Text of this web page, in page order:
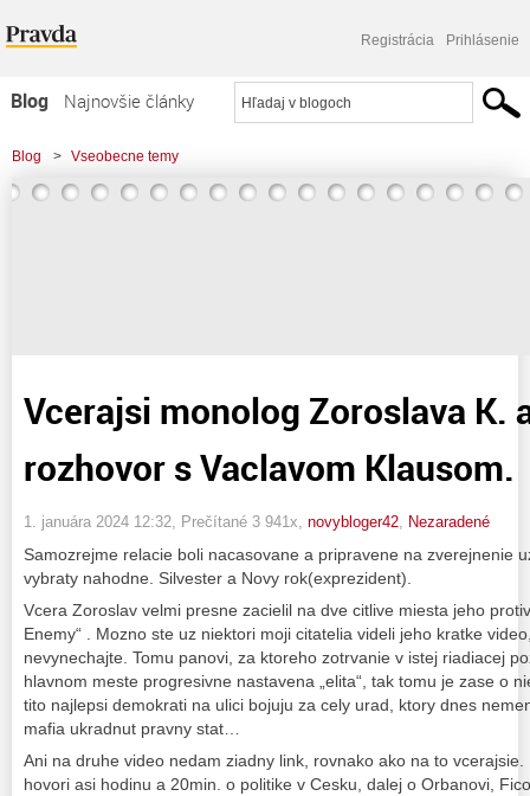
Registrácia Prihlásenie
Blog
Najnovšie články
Najčítanejšie články
Najkomentovanejšie články
Blog > Vseobecne temy
> Vcerajsi monolog Zoroslava K. a dnesny rozhovor s Vaclavom Klausom.
Vcerajsi monolog Zoroslava K.
rozhovor s Vaclavom Klausom.
1. januára 2024 12:32 , Prečítané 3 941x, novybloger42 Nezaradené
Samozrejme relacie boli nacasovane a pripravene na zverejnenie
vybraty nahodne. Silvester a Novy rok(exprezident).
Vcera Zoroslav velmi presne zacielil na dve citlive miesta jeho
Enemy“ . Mozno ste uz niektori moji citatelia videli jeho kratke
nevynechajte. Tomu panovi, za ktoreho zotrvanie v istej riadiacej
hlavnom meste progresivne nastavena „elita“, tak tomu je zase o
tito najlepsi demokrati na ulici bojuju za cely urad, ktory dnes
mafia ukradnut pravny stat…
Ani na druhe video nedam ziadny link, rovnako ako na to
hovori asi hodinu a 20min. o politike v Cesku, dalej o Orbanovi,